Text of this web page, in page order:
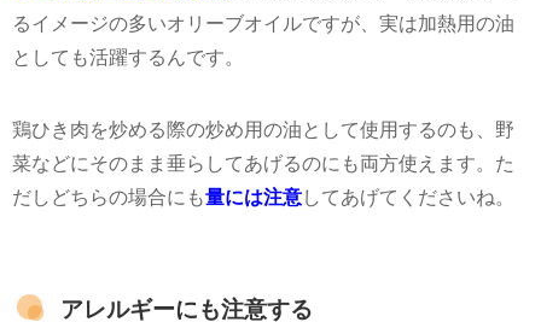
るイメージの多いオリーブオイルですが、実は加熱用の油
としても活躍するんです。
鶏ひき肉を炒める際の炒め用の油として使用するのも、野
菜などにそのまま垂らしてあげるのにも両方使えます。た
だしどちらの場合にも量には注意してあげてくださいね。
アレルギーにも注意する